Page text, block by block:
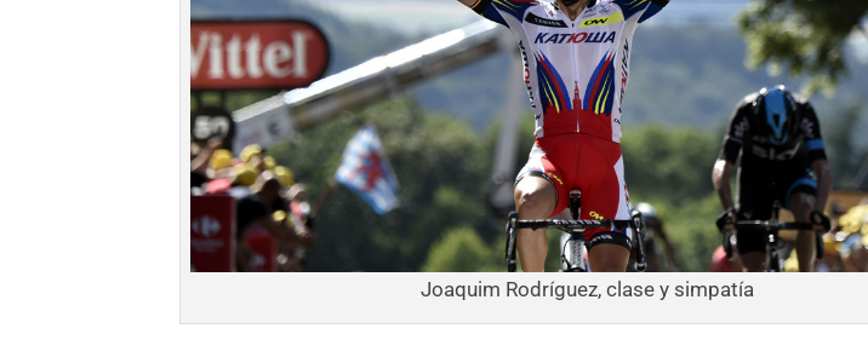
Joaquim Rodríguez, clase y simpatía